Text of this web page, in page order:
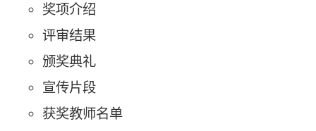
奖项介绍
评审结果
颁奖典礼
宣传片段
获奖教师名单